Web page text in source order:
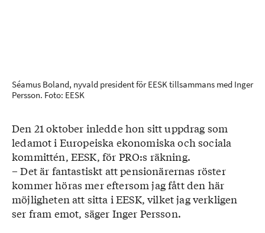
Séamus Boland, nyvald president för EESK tillsammans med Inger
Persson. Foto: EESK
Den 21 oktober inledde hon sitt uppdrag som
ledamot i Europeiska ekonomiska och sociala
kommittén, EESK, för PRO:s räkning.
– Det är fantastiskt att pensionärernas röster
kommer höras mer eftersom jag fått den här
möjligheten att sitta i EESK, vilket jag verkligen
ser fram emot, säger Inger Persson.